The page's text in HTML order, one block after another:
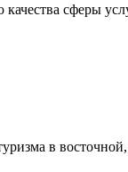
сферы
в